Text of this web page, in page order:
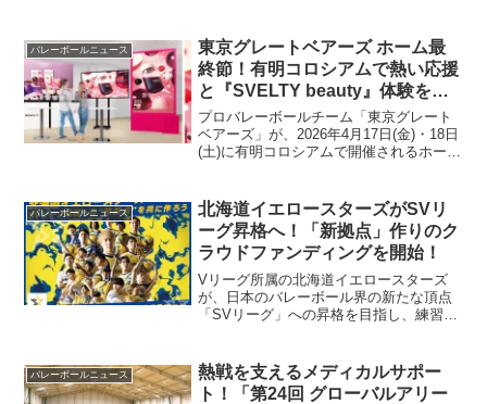
楽しくバレーボールを上達したいプレー
ヤーや、チームの雰囲気をより良くした
い指導者・保護者にとって、大きなヒン
トとなるでしょう。大会のユニークな特
徴や、RKB毎日放送で放送される特別番
組についてご紹介します。
バレーボールニュース
東京グレートベアーズ ホーム最
終節！有明コロシアムで熱い応援
と『SVELTY beauty』体験を楽
しもう！
プロバレーボールチーム「東京グレート
ベアーズ」が、2026年4月17日(金)・18日
(土)に有明コロシアムで開催されるホーム
展され、プロテインスムージーの試飲や
豪華賞品が当たるガラポン抽選会も実施
されます。バレーボール愛好者にとって
見逃せない、応援と体験が詰まったイベ
ントです。
バレーボールニュース
北海道イエロースターズがSVリ
ーグ昇格へ！「新拠点」作りのク
ラウドファンディングを開始！
Vリーグ所属の北海道イエロースターズ
が、日本のバレーボール界の新たな頂点
「SVリーグ」への昇格を目指し、練習環
ームの熱い挑戦を、皆で応援しましょ
う！
バレーボールニュース
熱戦を支えるメディカルサポー
ト！「第24回 グローバルアリー